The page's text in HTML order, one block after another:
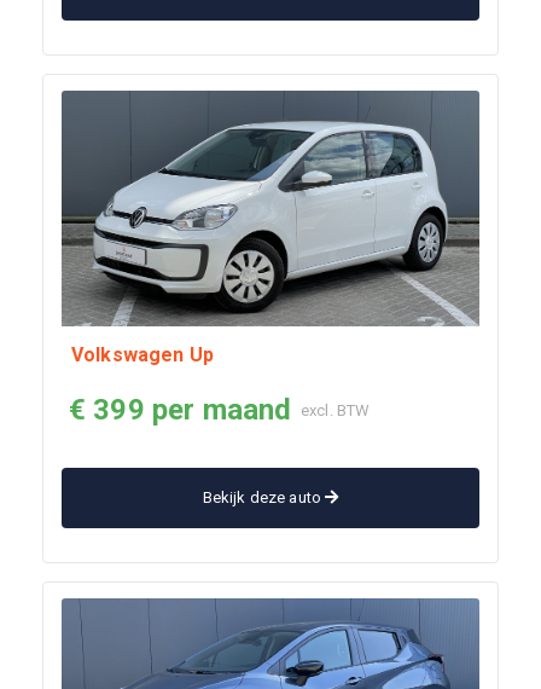
Volkswagen Up
€ 399 per maand excl. BTW
Bekijk deze auto